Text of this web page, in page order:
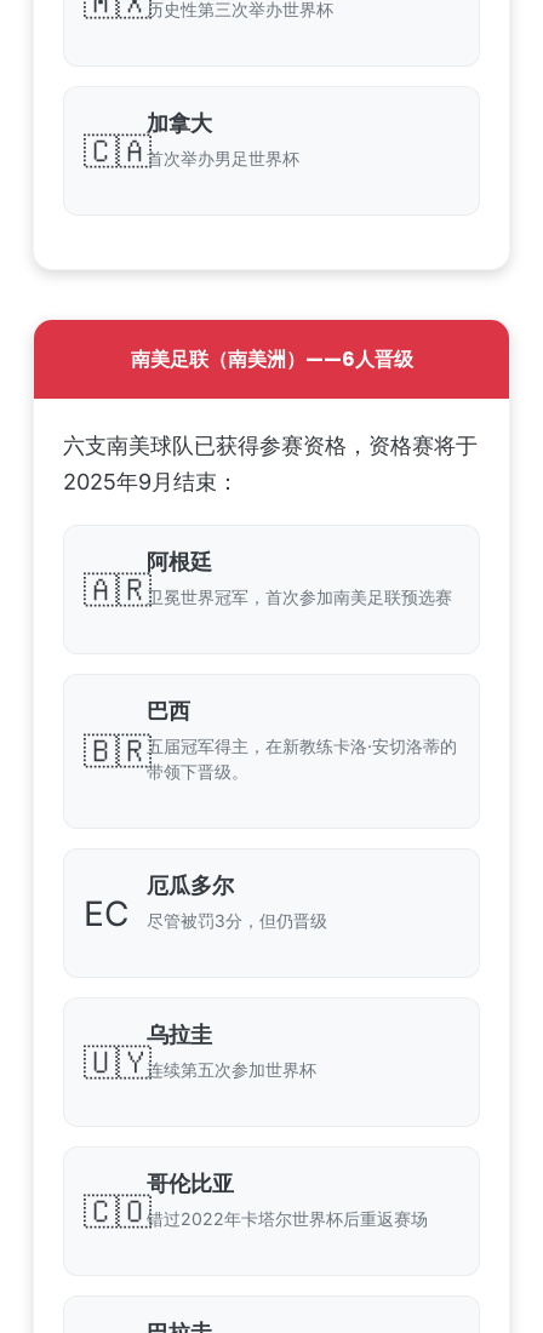
历史性第三次举办世界杯
🇨🇦
加拿大
首次举办男足世界杯
南美足联（南美洲）——6人晋级
六支南美球队已获得参赛资格，资格赛将于
2025年9月结束：
🇦🇷
阿根廷
卫冕世界冠军，首次参加南美足联预选赛
🇧🇷
巴西
五届冠军得主，在新教练卡洛·安切洛蒂的
带领下晋级。
EC
厄瓜多尔
尽管被罚3分，但仍晋级
🇺🇾
乌拉圭
连续第五次参加世界杯
🇨🇴
哥伦比亚
错过2022年卡塔尔世界杯后重返赛场